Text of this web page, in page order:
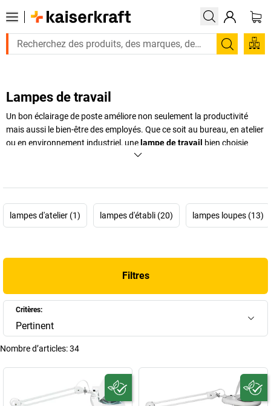
Lampes de travail
Un bon éclairage de poste améliore non seulement la productivité
mais aussi le bien-être des employés. Que ce soit au bureau, en atelier
ou en environnement industriel, une lampe de travail
bien choisie
permet de réduire la fatigue visuelle et d'augmenter la précision. Chez
les travaux de précision. Chacune est conçue pour répondre aux
lampes d'atelier (1) lampes d'établi (20) lampes loupes (13)
Filtres
Critères:
Pertinent
Nombre d’articles:34